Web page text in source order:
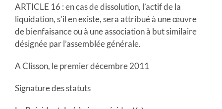
ARTICLE 16 : en cas de dissolution, l’actif de la
liquidation, s’il en existe, sera attribué à une œuvre
de bienfaisance ou à une association à but similaire
désignée par l’assemblée générale.
A Clisson, le premier décembre 2011
Signature des statuts